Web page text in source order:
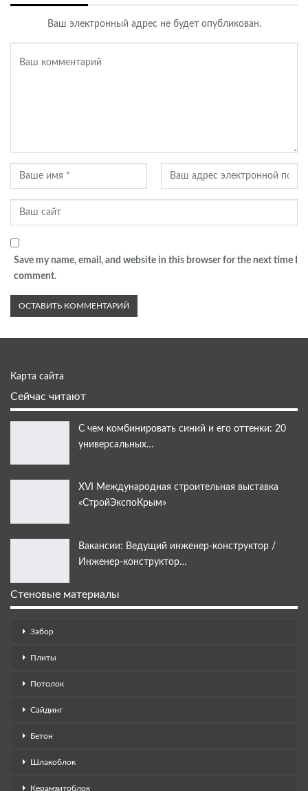
Ваш электронный адрес не будет опубликован.
Save my name, email, and website in this browser for the next time I
comment.
Карта сайта
Сейчас читают
С чем комбинировать синий и его оттенки: 20
универсальных…
XVI Международная строительная выставка
«СтройЭкспоКрым»
Вакансии: Ведущий инженер-конструктор /
Инженер-конструктор…
Стеновые материалы
Забор
Плиты
Потолок
Сайдинг
Бетон
Шлакоблок
Керамзитоблок